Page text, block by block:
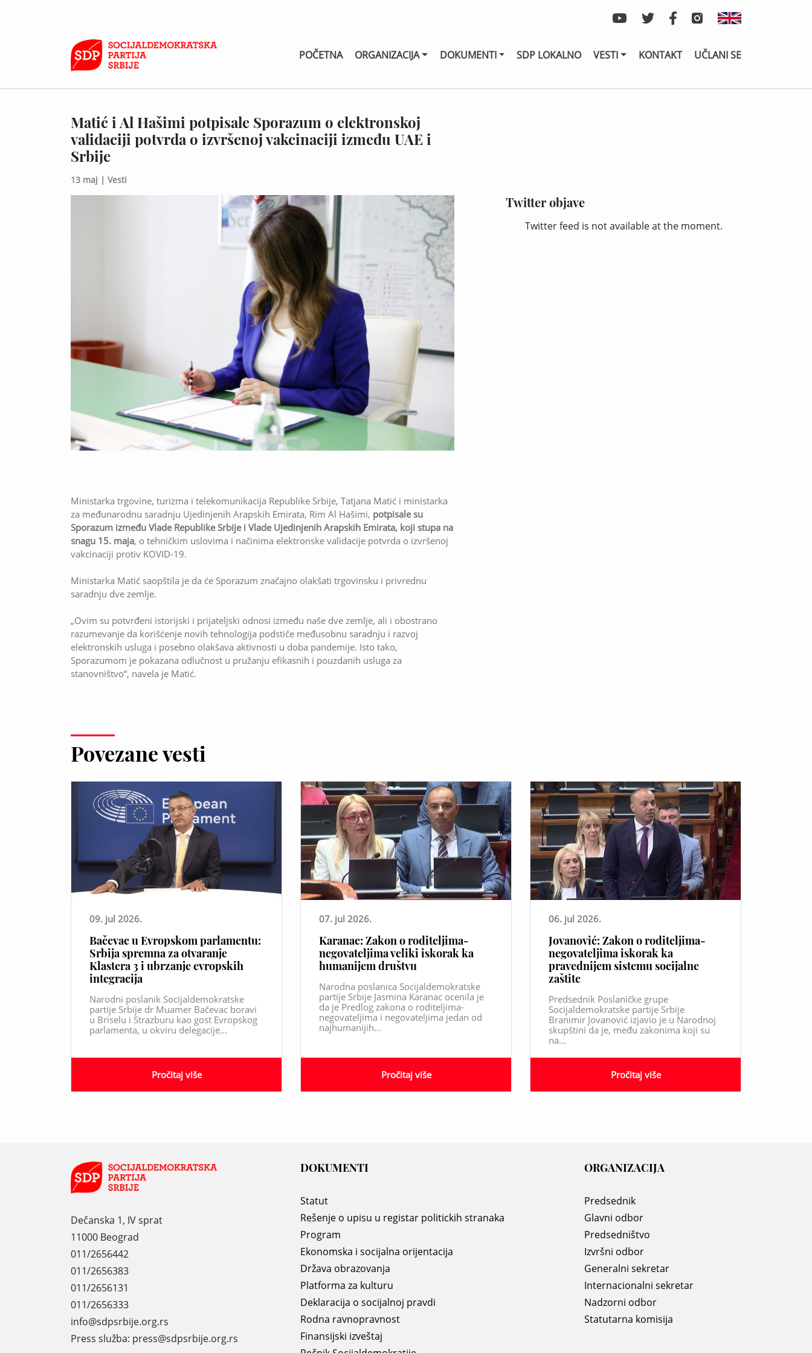
POČETNA ORGANIZACIJA DOKUMENTI SDP LOKALNO VESTI KONTAKT UČLANI SE
Matić i Al Hašimi potpisale Sporazum o elektronskoj
validaciji potvrda o izvršenoj vakcinaciji između UAE i
Srbije
13 maj | Vesti
Ministarka trgovine, turizma i telekomunikacija Republike Srbije, Tatjana Matić i ministarka
za međunarodnu saradnju Ujedinjenih Arapskih Emirata, Rim Al Hašimi, potpisale su
Sporazum između Vlade Republike Srbije i Vlade Ujedinjenih Arapskih Emirata, koji stupa na
snagu 15. maja, o tehničkim uslovima i načinima elektronske validacije potvrda o izvršenoj
vakcinaciji protiv KOVID-19.
Ministarka Matić saopštila je da će Sporazum značajno olakšati trgovinsku i privrednu
saradnju dve zemlje.
„Ovim su potvrđeni istorijski i prijateljski odnosi između naše dve zemlje, ali i obostrano
razumevanje da korišćenje novih tehnologija podstiče međusobnu saradnju i razvoj
elektronskih usluga i posebno olakšava aktivnosti u doba pandemije. Isto tako,
Sporazumom je pokazana odlučnost u pružanju efikasnih i pouzdanih usluga za
stanovništvo“, navela je Matić.
Twitter objave
Twitter feed is not available at the moment.
Povezane vesti
09. jul 2026.
Bačevac u Evropskom parlamentu:
Srbija spremna za otvaranje
Klastera 3 i ubrzanje evropskih
integracija
Narodni poslanik Socijaldemokratske
partije Srbije dr Muamer Bačevac boravi
u Briselu i Strazburu kao gost Evropskog
parlamenta, u okviru delegacije...
Pročitaj više
07. jul 2026.
Karanac: Zakon o roditeljima-
negovateljima veliki iskorak ka
humanijem društvu
Narodna poslanica Socijaldemokratske
partije Srbije Jasmina Karanac ocenila je
da je Predlog zakona o roditeljima-
negovateljima i negovateljima jedan od
najhumanijih...
Pročitaj više
06. jul 2026.
Jovanović: Zakon o roditeljima-
negovateljima iskorak ka
pravednijem sistemu socijalne
zaštite
Predsednik Poslaničke grupe
Socijaldemokratske partije Srbije
Branimir Jovanović izjavio je u Narodnoj
skupštini da je, među zakonima koji su
na...
Pročitaj više
Dečanska 1, IV sprat
11000 Beograd
011/2656442
011/2656383
011/2656131
011/2656333
info@sdpsrbije.org.rs
Press služba: press@sdpsrbije.org.rs
DOKUMENTI
Statut
Rešenje o upisu u registar politickih stranaka
Program
Ekonomska i socijalna orijentacija
Država obrazovanja
Platforma za kulturu
Deklaracija o socijalnoj pravdi
Rodna ravnopravnost
Finansijski izveštaj
ORGANIZACIJA
Predsednik
Glavni odbor
Predsedništvo
Izvršni odbor
Generalni sekretar
Internacionalni sekretar
Nadzorni odbor
Statutarna komisija